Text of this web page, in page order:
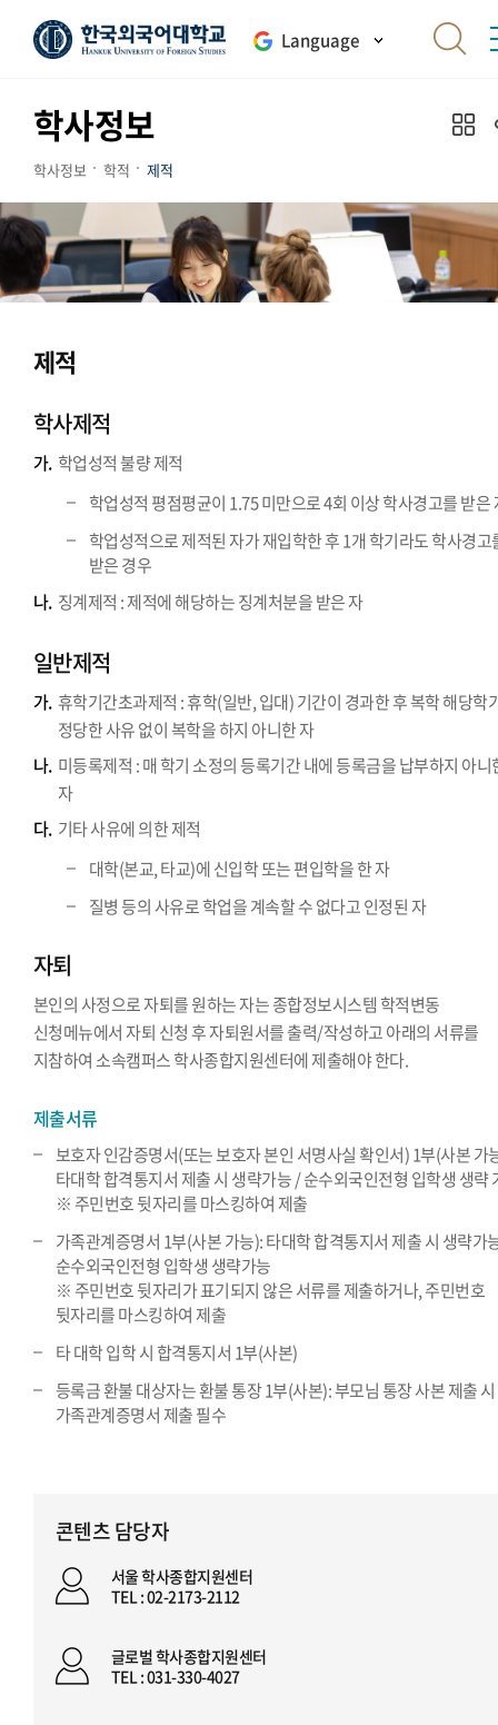
Language
학사정보
학사정보 학적 제적
제적
학사제적
가. 학업성적 불량 제적
학업성적 평점평균이 1.75 미만으로 4회 이상 학사경고를 받은
학업성적으로 제적된 자가 재입학한 후 1개 학기라도 학사경고
받은 경우
나. 징계제적 : 제적에 해당하는 징계처분을 받은 자
일반제적
가. 휴학기간초과제적 : 휴학(일반, 입대) 기간이 경과한 후 복학 해당학
정당한 사유 없이 복학을 하지 아니한 자
나. 미등록제적 : 매 학기 소정의 등록기간 내에 등록금을 납부하지 아니
자
다. 기타 사유에 의한 제적
대학(본교, 타교)에 신입학 또는 편입학을 한 자
질병 등의 사유로 학업을 계속할 수 없다고 인정된 자
자퇴
본인의 사정으로 자퇴를 원하는 자는 종합정보시스템 학적변동
신청메뉴에서 자퇴 신청 후 자퇴원서를 출력/작성하고 아래의 서류를
지참하여 소속캠퍼스 학사종합지원센터에 제출해야 한다.
제출서류
보호자 인감증명서(또는 보호자 본인 서명사실 확인서) 1부(사본 가
타대학 합격통지서 제출 시 생략가능 / 순수외국인전형 입학생 생략
※ 주민번호 뒷자리를 마스킹하여 제출
가족관계증명서 1부(사본 가능): 타대학 합격통지서 제출 시 생략가
순수외국인전형 입학생 생략가능
※ 주민번호 뒷자리가 표기되지 않은 서류를 제출하거나, 주민번호
뒷자리를 마스킹하여 제출
타 대학 입학 시 합격통지서 1부(사본)
등록금 환불 대상자는 환불 통장 1부(사본): 부모님 통장 사본 제출 시
가족관계증명서 제출 필수
콘텐츠 담당자
서울 학사종합지원센터
TEL : 02-2173-2112
글로벌 학사종합지원센터
TEL : 031-330-4027